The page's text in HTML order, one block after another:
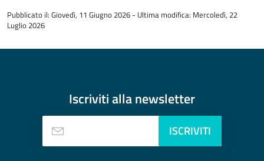
del
contenuto
Pubblicato il: Giovedì, 11 Giugno 2026 - Ultima modifica: Mercoledì, 22
Luglio 2026
Iscriviti allanewsletter
ISCRIVITI